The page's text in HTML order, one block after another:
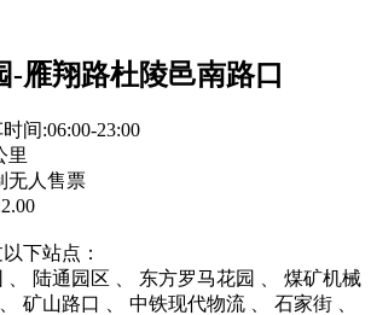
-雁翔路杜陵邑南路口
间:06:00-23:00
里
无人售票
下站点：
、 陆通园区 、 东方罗马花园 、 煤矿机械
矿山路口 、 中铁现代物流 、 石家街 、